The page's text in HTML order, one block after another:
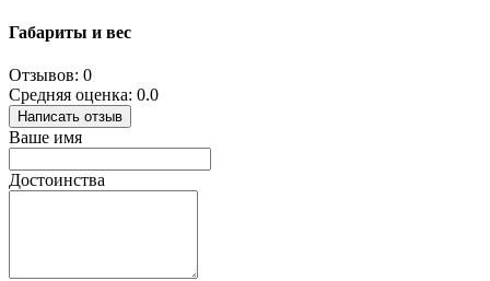
Габариты и вес
Отзывов: 0
Средняя оценка: 0.0
Написать отзыв
Ваше имя
Достоинства